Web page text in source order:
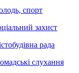
спорт
захист
рада
слухання